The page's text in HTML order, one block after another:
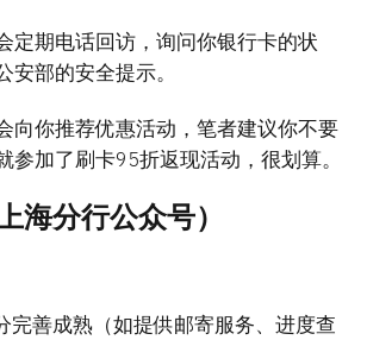
定期电话回访，询问你银行卡的状
部的安全提示。
向你推荐优惠活动，笔者建议你不要
参加了刷卡95折返现活动，很划算。
海分行公众号）
完善成熟（如提供邮寄服务、进度查